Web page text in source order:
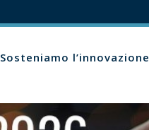
Sosteniamo l’innovazione